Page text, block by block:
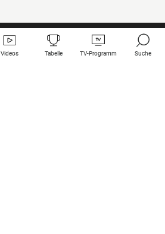
Videos Tabelle TV-Programm Suche